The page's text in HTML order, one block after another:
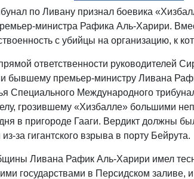
по Ливану признал боевика
министра Рафика Аль-Харири.
с убийцы на организацию, к
ответственности руководителей
бывшему премьер-министру Ливана
Специального Международного
грозившему «Хизбалле» большими
в пригороде Гааги. Вердикт должны
за гигантского взрыва в порту Бейрута.
Ливана Рафик Аль-Харири имел
государствами в Персидском заливе,